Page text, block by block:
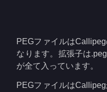
PEGファイルは
なります。拡張子は
が全て入っています。
PEGファイルは